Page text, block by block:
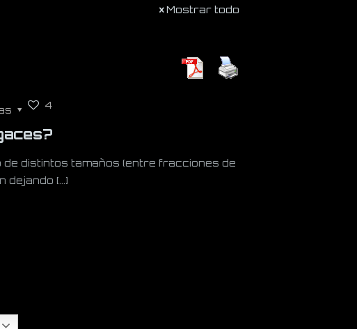
Mostrar todo
4
distintos tamaños (entre fracciones de
dejando […]